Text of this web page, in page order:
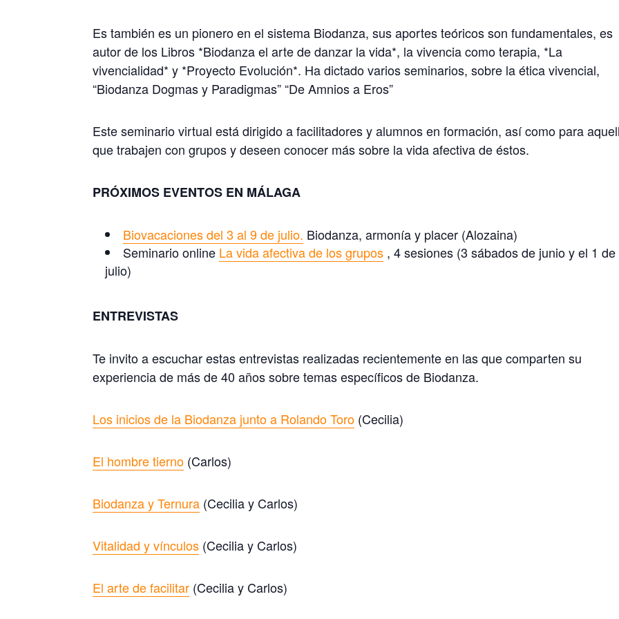
Es también es un pionero en el sistema Biodanza, sus aportes teóricos son fundamentales, es
autor de los Libros *Biodanza el arte de danzar la vida*, la vivencia como terapia, *La
vivencialidad* y *Proyecto Evolución*. Ha dictado varios seminarios, sobre la ética vivencial,
“Biodanza Dogmas y Paradigmas” “De Amnios a Eros”
Este seminario virtual está dirigido a facilitadores y alumnos en formación, así como para
que trabajen con grupos y deseen conocer más sobre la vida afectiva de éstos.
PRÓXIMOS EVENTOS EN MÁLAGA
Biovacaciones del 3 al 9 de julio. Biodanza, armonía y placer (Alozaina)
Seminario online La vida afectiva de los grupos , 4 sesiones (3 sábados de junio y el 1 de
julio)
ENTREVISTAS
Te invito a escuchar estas entrevistas realizadas recientemente en las que comparten su
experiencia de más de 40 años sobre temas específicos de Biodanza.
Los inicios de la Biodanza junto a Rolando Toro (Cecilia)
El hombre tierno (Carlos)
Biodanza y Ternura (Cecilia y Carlos)
Vitalidad y vínculos (Cecilia y Carlos)
El arte de facilitar (Cecilia y Carlos)